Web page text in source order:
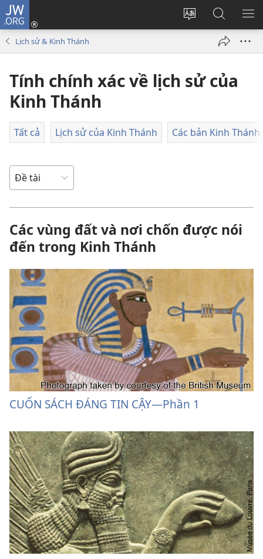
JW.ORG
Thay
của
Đăng
nhập
mới)
Tìm
kiếm
JW.ORG
Lịch sử & Kinh Thánh
Tính chính xác về lịch sử của
Kinh Thánh
Tất cả Lịch sử của Kinh Thánh Các bản Kinh
Các vùng đất và nơi chốn được nói
đến trong Kinh Thánh
CUỐN SÁCH ĐÁNG TIN CẬY—Phần 1